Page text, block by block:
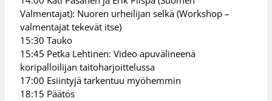
Valmentajat): Nuoren urheilijan selkä (Workshop –
valmentajat tekevät itse)
15:30 Tauko
15:45 Petka Lehtinen: Video apuvälineenä
koripalloilijan taitoharjoittelussa
17:00 Esiintyjä tarkentuu myöhemmin
18:15 Päätös